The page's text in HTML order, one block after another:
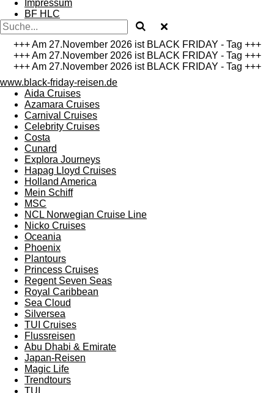
Impressum
BF HLC
+++ Am 27.November 2026 ist BLACK FRIDAY - Tag +++
+++ Am 27.November 2026 ist BLACK FRIDAY - Tag +++
+++ Am 27.November 2026 ist BLACK FRIDAY - Tag +++
www.black-friday-reisen.de
Aida Cruises
Azamara Cruises
Carnival Cruises
Celebrity Cruises
Costa
Cunard
Explora Journeys
Hapag Lloyd Cruises
Holland America
Mein Schiff
MSC
NCL Norwegian Cruise Line
Nicko Cruises
Oceania
Phoenix
Plantours
Princess Cruises
Regent Seven Seas
Royal Caribbean
Sea Cloud
Silversea
TUI Cruises
Flussreisen
Abu Dhabi & Emirate
Japan-Reisen
Magic Life
Trendtours
TUI